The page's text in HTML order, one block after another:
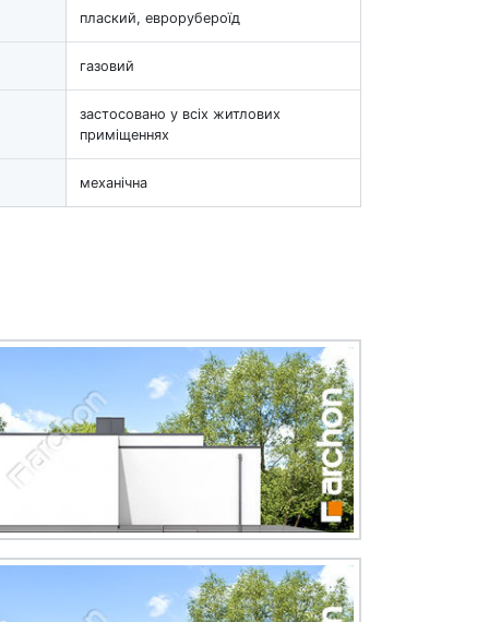
плаский, еврорубероїд
газовий
застосовано у всіх житлових
приміщеннях
механічна